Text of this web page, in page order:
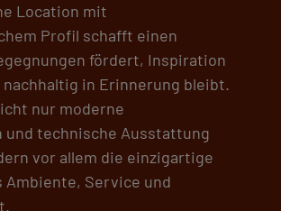
Location mit
Profil schafft einen
fördert, Inspiration
in Erinnerung bleibt.
nur moderne
und technische Ausstattung
vor allem die einzigartige
Ambiente, Service und